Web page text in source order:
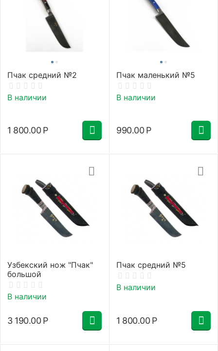
Пчак средний №2
В наличии
1 800.00 Р
Пчак маленький №5
В наличии
990.00 Р
Узбекский нож "Пчак"
большой
В наличии
3 190.00 Р
Пчак средний №5
В наличии
1 800.00 Р